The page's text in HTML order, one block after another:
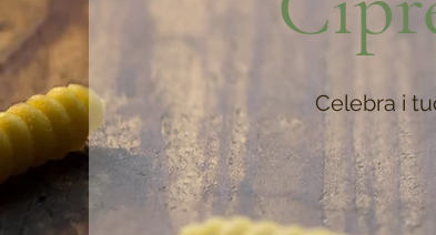
Celebra i